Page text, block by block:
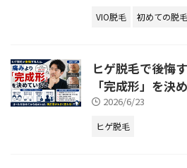
VIO脱毛 初めての脱毛
ヒゲ脱毛で後悔
「完成形」を決
2026/6/23
ヒゲ脱毛